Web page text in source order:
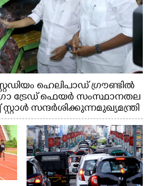
ഹെലിപാഡ് ഗ്രൗണ്ടിൽ
ട്രേഡ് ഫെയർ സംസ്ഥാനതല
സന്ദർശിക്കുന്ന മുഖ്യമന്ത്രി
അനൂപ് ജേക്കബ് സമീപം